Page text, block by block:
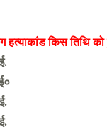
हत्याकांड किस तिथि